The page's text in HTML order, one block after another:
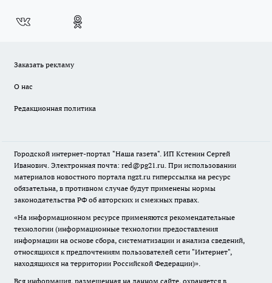
Заказать рекламу
О нас
Редакционная политика
Городской интернет-портал "Наша газета". ИП Кстенин Сергей
Иванович. Электронная почта: red@pg21.ru. При использовании
материалов новостного портала ngzt.ru гиперссылка на ресурс
обязательна, в противном случае будут применены нормы
законодательства РФ об авторских и смежных правах.
«На информационном ресурсе применяются рекомендательные
технологии (информационные технологии предоставления
информации на основе сбора, систематизации и анализа сведений,
относящихся к предпочтениям пользователей сети "Интернет",
находящихся на территории Российской Федерации)».
Вся информация, размещенная на данном сайте, охраняется в